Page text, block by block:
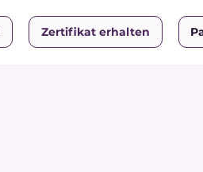
Zertifikat erhalten